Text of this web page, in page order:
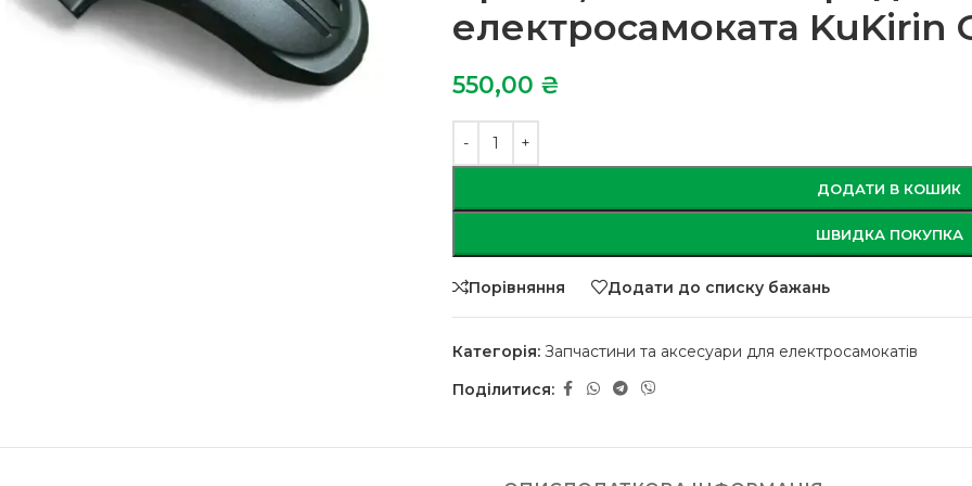
електросамоката KuKirin
550,00 ₴
ДОДАТИ В КОШИК
ШВИДКА ПОКУПКА
Порівняння Додати до списку бажань
Категорія: Запчастини та аксесуари для електросамокатів
Поділитися: